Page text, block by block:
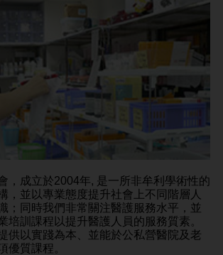
，成立於2004年, 是一所非牟利學術性的
，並以專業態度提升社會上不同階層人
；同時我們非常關注醫護服務水平，並
培訓課程以提升醫護人員的服務質素。
供以實踐為本、並能於公私營醫院及老
優質課程。